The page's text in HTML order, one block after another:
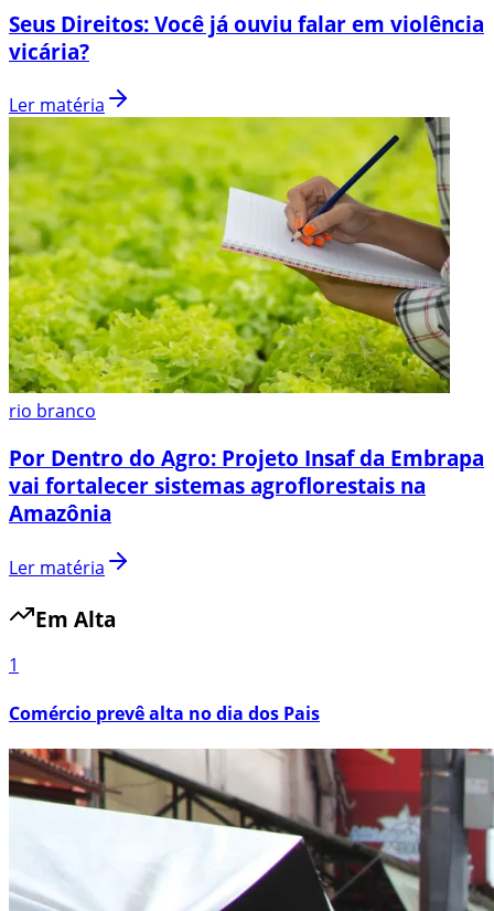
Seus Direitos: Você já ouviu falar em violência
vicária?
Ler matéria
rio branco
Por Dentro do Agro: Projeto Insaf da Embrapa
vai fortalecer sistemas agroflorestais na
Amazônia
Ler matéria
Em Alta
1
Comércio prevê alta no dia dos Pais